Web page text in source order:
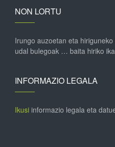
NON LORTU
Irungo auzoetan eta
udal bulegoak … baita hiriko
INFORMAZIO LEGALA
Ikusi informazio legala eta